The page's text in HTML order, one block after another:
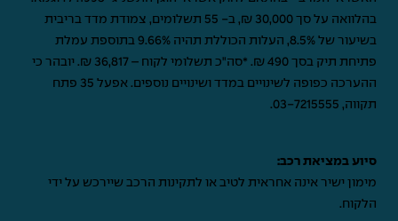
בהלוואה על סך 30,000 ₪, ב- 55 תשלומים, צמודת מדד בריבית
בשיעור של 8.5%, העלות הכוללת תהיה 9.66% בתוספת עמלת
פתיחת תיק בסך 490 ₪. *סה"כ תשלומי לקוח – 36,817 ₪. יובהר כי
ההערכה כפופה לשינויים במדד ושינויים נוספים. אפעל 35 פתח
תקווה, 03-7215555
.
סיוע במציאת רכב:
מימון ישיר אינה אחראית לטיב או לתקינות הרכב שיירכש על ידי
הלקוח.